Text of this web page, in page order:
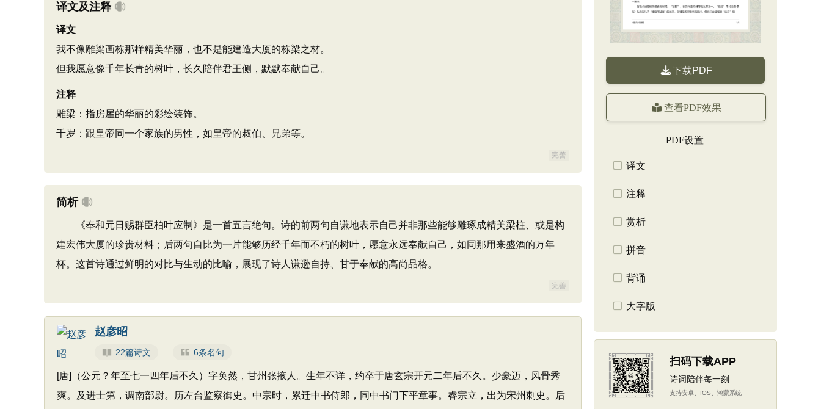
译文及注释
译文
我不像雕梁画栋那样精美华丽，也不是能建造大厦的栋梁之材。
但我愿意像千年长青的树叶，长久陪伴君王侧，默默奉献自己。
注释
雕梁：指房屋的华丽的彩绘装饰。
千岁：跟皇帝同一个家族的男性，如皇帝的叔伯、兄弟等。
完善
简析
《奉和元日赐群臣柏叶应制》是一首五言绝句。诗的前两句自谦地表示自己并非那些能够雕琢成精美梁柱、或是构
建宏伟大厦的珍贵材料；后两句自比为一片能够历经千年而不朽的树叶，愿意永远奉献自己，如同那用来盛酒的万年
杯。这首诗通过鲜明的对比与生动的比喻，展现了诗人谦逊自持、甘于奉献的高尚品格。
完善
赵彦昭
22篇诗文 6条名句
[唐]（公元？年至七一四年后不久）字奂然，甘州张掖人。生年不详，约卒于唐玄宗开元二年后不久。少豪迈，风骨秀
爽。及进士第，调南部尉。历左台监察御史。中宗时，累迁中书侍郎，同中书门下平章事。睿宗立，出为宋州刺史。后
下载PDF
查看PDF效果
PDF设置
译文
注释
赏析
拼音
背诵
大字版
扫码下载APP
诗词陪伴每一刻
支持安卓、IOS、鸿蒙系统